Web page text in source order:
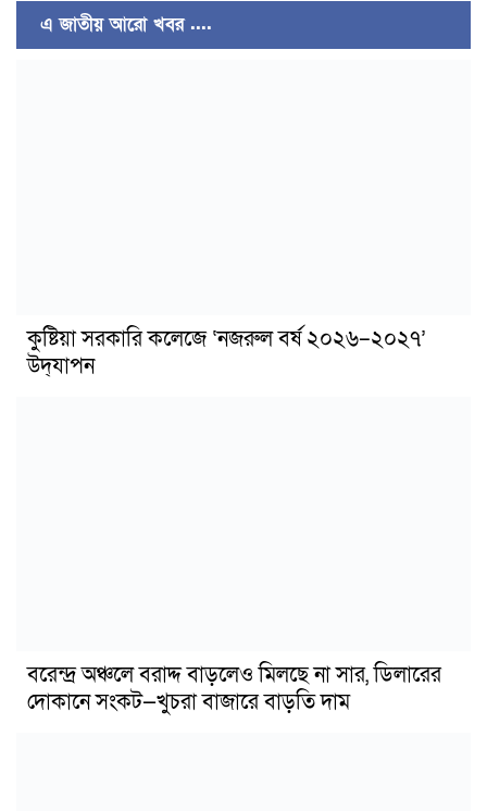
এ জাতীয় আরো খবর ....
কুষ্টিয়া সরকারি কলেজে ‘নজরুল বর্ষ ২০২৬–২০২৭’
উদ্‌যাপন
বরেন্দ্র অঞ্চলে বরাদ্দ বাড়লেও মিলছে না সার, ডিলারের
দোকানে সংকট—খুচরা বাজারে বাড়তি দাম